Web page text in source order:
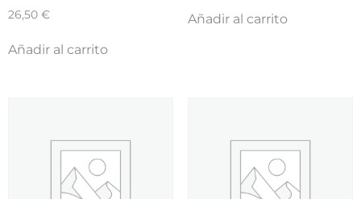
26,50 €
Añadir al carrito
Añadir al carrito